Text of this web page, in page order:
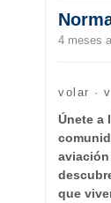
4 meses
volar ·
Únete a
que